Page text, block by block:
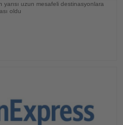
yarısı uzun mesafeli destinasyonlara
oldu